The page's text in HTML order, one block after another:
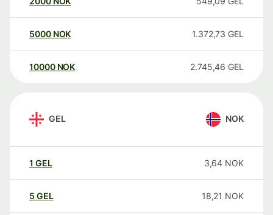
5000 NOK 1.372,73 GEL
10000 NOK 2.745,46 GEL
GEL NOK
1 GEL 3,64 NOK
5 GEL 18,21 NOK